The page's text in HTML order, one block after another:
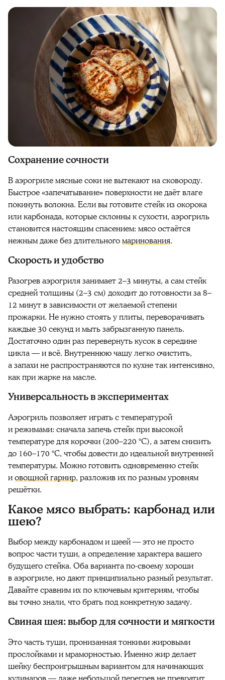
Сохранение сочности
В аэрогриле мясные соки не вытекают на сковороду.
Быстрое «запечатывание» поверхности не даёт влаге
покинуть волокна. Если вы готовите стейк из окорока
или карбонада, которые склонны к сухости, аэрогриль
становится настоящим спасением: мясо остаётся
нежным даже без длительногомаринования.
Скорость и удобство
Разогрев аэрогриля занимает 2–3 минуты, а сам стейк
средней толщины (2–3 см) доходит до готовности за 8–
12 минут в зависимости от желаемой степени
прожарки. Не нужно стоять у плиты, переворачивать
каждые 30 секунд и мыть забрызганную панель.
Достаточно один раз перевернуть кусок в середине
цикла — и всё. Внутреннюю чашу легко очистить,
а запахи не распространяются по кухне так интенсивно,
как при жарке на масле.
Универсальность в экспериментах
Аэрогриль позволяет играть с температурой
и режимами: сначала запечь стейк при высокой
температуре для корочки (200–220 °C), а затем снизить
до 160–170 °C, чтобы довести до идеальной внутренней
температуры. Можно готовить одновременно стейк
иовощной гарнир, разложив их по разным уровням
решётки.
Какое мясо выбрать: карбонад или
шею?
Выбор между карбонадом и шеей — это не просто
вопрос части туши, а определение характера вашего
будущего стейка. Оба варианта по-своему хороши
в аэрогриле, но дают принципиально разный результат.
Давайте сравним их по ключевым критериям, чтобы
вы точно знали, что брать под конкретную задачу.
Свиная шея: выбор для сочности и мягкости
Это часть туши, пронизанная тонкими жировыми
прослойками и мраморностью. Именно жир делает
шейку беспроигрышным вариантом для начинающих